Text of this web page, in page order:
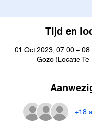
Tijd en
01 Oct 2023, 07:00 – 08
Gozo (Locatie Te
+18